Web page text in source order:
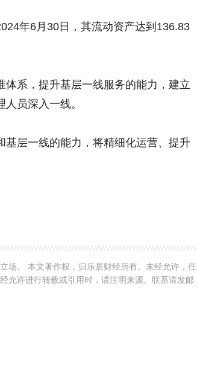
年6月30日，其流动资产达到136.83
系，提升基层一线服务的能力，建立
员深入一线。
层一线的能力，将精细化运营、提升
场。 本文著作权，归乐居财经所有。未经允许，任
允许进行转载或引用时，请注明来源。联系请发邮